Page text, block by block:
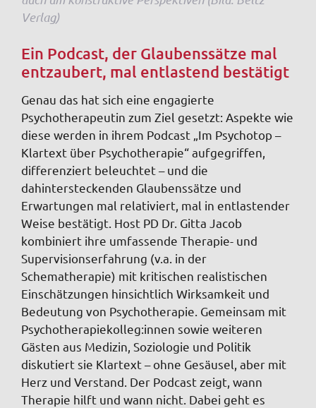
Verlag)
Ein Podcast, der Glaubenssätze mal
entzaubert, mal entlastend bestätigt
Genau das hat sich eine engagierte
Psychotherapeutin zum Ziel gesetzt: Aspekte wie
diese werden in ihrem Podcast „Im Psychotop –
Klartext über Psychotherapie“ aufgegriffen,
differenziert beleuchtet – und die
dahintersteckenden Glaubenssätze und
Erwartungen mal relativiert, mal in entlastender
Weise bestätigt. Host PD Dr. Gitta Jacob
kombiniert ihre umfassende Therapie- und
Supervisionserfahrung (v.a. in der
Schematherapie) mit kritischen realistischen
Einschätzungen hinsichtlich Wirksamkeit und
Bedeutung von Psychotherapie. Gemeinsam mit
Psychotherapiekolleg:innen sowie weiteren
Gästen aus Medizin, Soziologie und Politik
diskutiert sie Klartext – ohne Gesäusel, aber mit
Herz und Verstand. Der Podcast zeigt, wann
Therapie hilft und wann nicht. Dabei geht es